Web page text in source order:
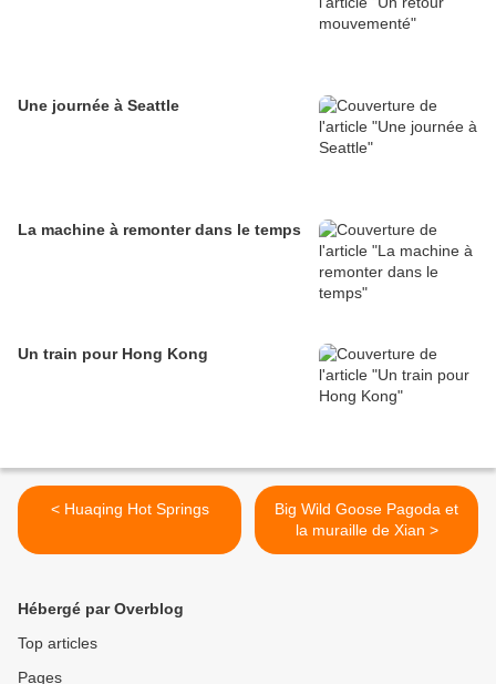
Une journée à Seattle
La machine à remonter dans le temps
Un train pour Hong Kong
< Huaqing Hot Springs
Big Wild Goose Pagoda et
la muraille de Xian >
Hébergé par Overblog
Top articles
Pages